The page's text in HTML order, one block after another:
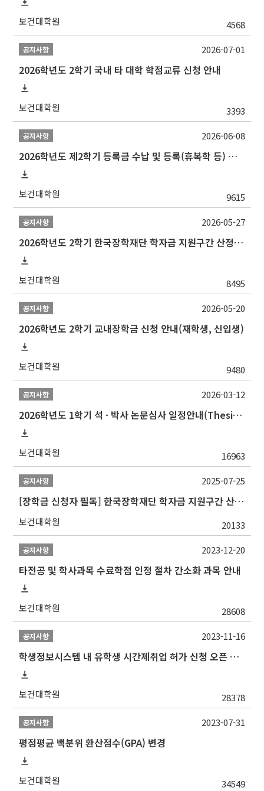
보건대학원 4568
공지사항
2026학년도 2학기 국내 타 대학 학점교류 신청 안내
보건대학원 3393
2026-07-01
공지사항
2026학년도 제2학기 등록금 수납 및 등록(휴복학 등) 일정 안내
보건대학원 9615
2026-06-08
공지사항
2026학년도 2학기 한국장학재단 학자금 지원구간 산정 신청 안내
보건대학원 8495
2026-05-27
공지사항
2026학년도 2학기 교내장학금 신청 안내(재학생, 신입생)
보건대학원 9480
2026-05-20
공지사항
2026학년도 1학기 석 · 박사 논문심사 일정안내(Thesis Defense Schedules)
보건대학원 16963
2026-03-12
공지사항
[장학금 신청자 필독] 한국장학재단 학자금 지원구간 산정 권고
보건대학원 20133
2025-07-25
공지사항
타전공 및 학사과목 수료학점 인정 절차 간소화 과목 안내
보건대학원 28608
2023-12-20
공지사항
학생정보시스템 내 유학생 시간제취업 허가 신청 오픈 안내
보건대학원 28378
2023-11-16
공지사항
평점평균 백분위 환산점수(GPA) 변경
보건대학원 34549
2023-07-31